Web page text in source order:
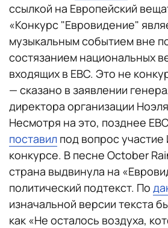
ссылкой на Европейский
«Конкурс "Евровидение"
музыкальным событием вне
состязанием национальных
входящих в ЕВС. Это не
— сказано в заявлении
директора организации
Несмотря на это, позднее
поставил под вопрос участие
конкурсе. В песне October
страна выдвинула на
политический подтекст. По
изначальной версии текста
как «Не осталось воздуха,